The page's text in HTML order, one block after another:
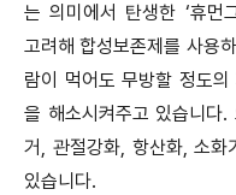
는 의미에서 탄생한 ‘휴먼
고려해 합성보존제를 사용
람이 먹어도 무방할 정도
을 해소시켜주고 있습니다.
거, 관절강화, 항산화, 소
있습니다.